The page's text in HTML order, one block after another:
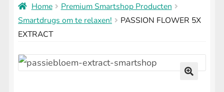
SHROOMSHOP
Submenu
uitvouwen
SHAMANSHOP
HEADSHOP
uitvouwen
Home
Premium Smartshop Producten
Smartdrugs om te relaxen!
PASSION FLOWER 5X
EXTRACT